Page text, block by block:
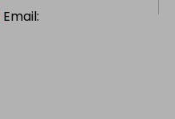
Email: